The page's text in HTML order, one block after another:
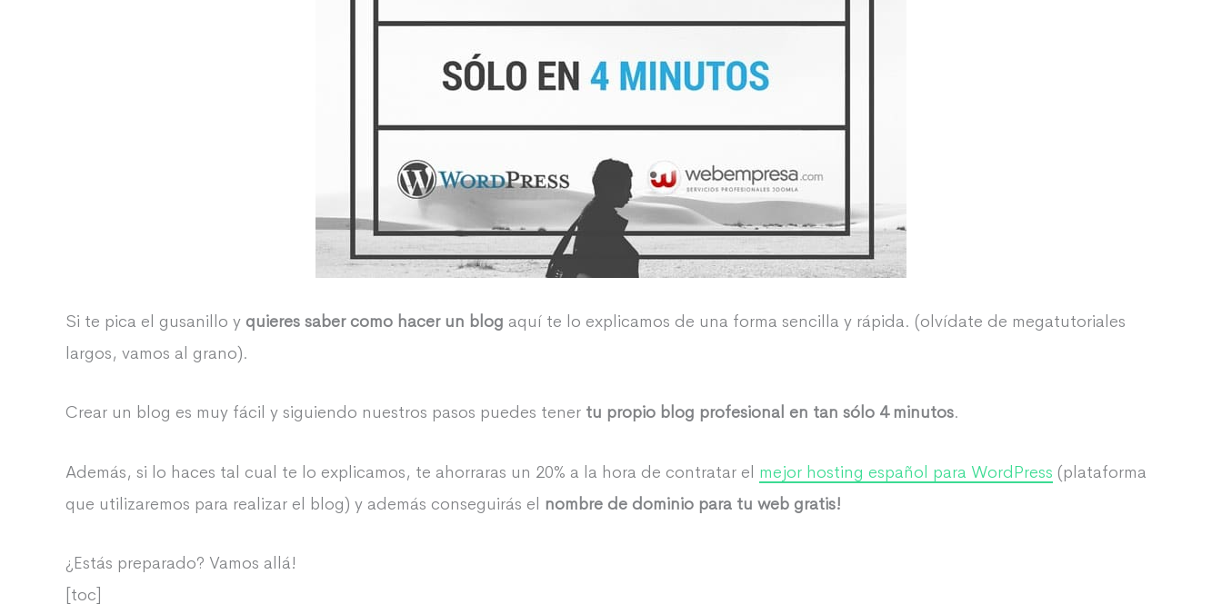
Si te pica el gusanillo y quieres saber como hacer un blog aquí te lo explicamos de una forma sencilla y rápida. (olvídate de megatutoriales
largos, vamos al grano).
Crear un blog es muy fácil y siguiendo nuestros pasos puedes tener tu propio blog profesional en tan sólo 4 minutos.
Además, si lo haces tal cual te lo explicamos, te ahorraras un 20% a la hora de contratar el mejor hosting español para WordPress (plataforma
que utilizaremos para realizar el blog) y además conseguirás el nombre de dominio para tu web gratis!
¿Estás preparado? Vamos allá!
[toc]